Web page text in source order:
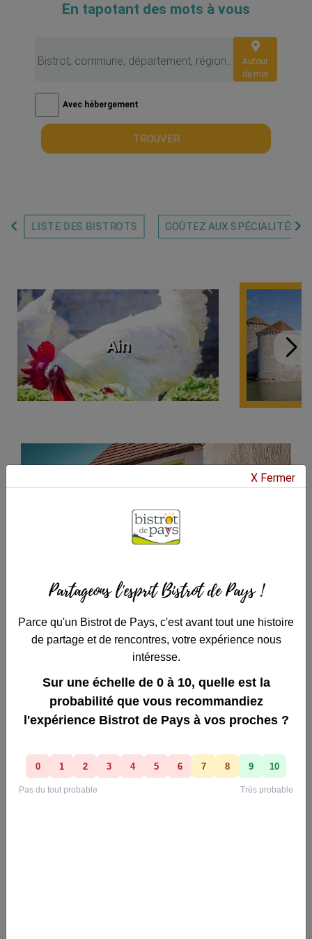
En tapotant des mots à vous
Autour
de moi
Avec hébergement
TROUVER
LISTE DES BISTROTS GOÛTEZ AUX SPÉCIALITÉS
Ain
L'Epicurien
X Fermer